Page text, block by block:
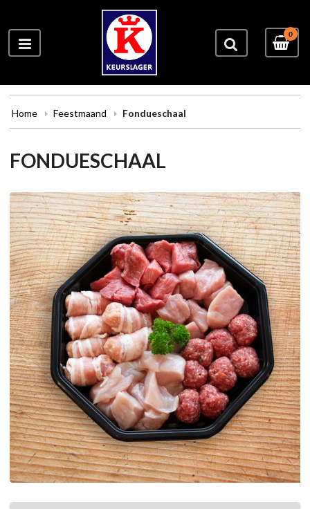
0
Home Feestmaand Fondueschaal
FONDUESCHAAL